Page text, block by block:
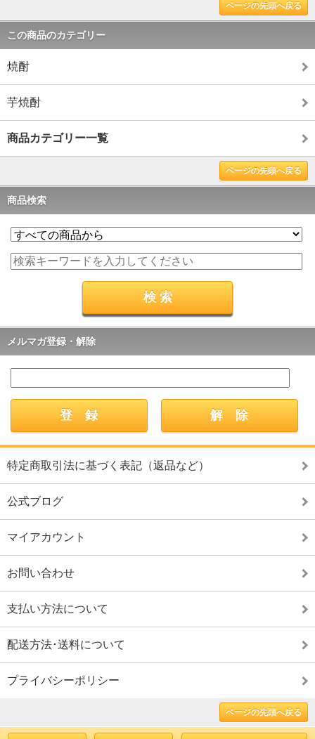
ページの先頭へ戻る
この商品のカテゴリー
焼酎
芋焼酎
商品カテゴリー一覧
ページの先頭へ戻る
商品検索
メルマガ登録・解除
特定商取引法に基づく表記（返品など）
公式ブログ
マイアカウント
お問い合わせ
支払い方法について
配送方法･送料について
プライバシーポリシー
ページの先頭へ戻る